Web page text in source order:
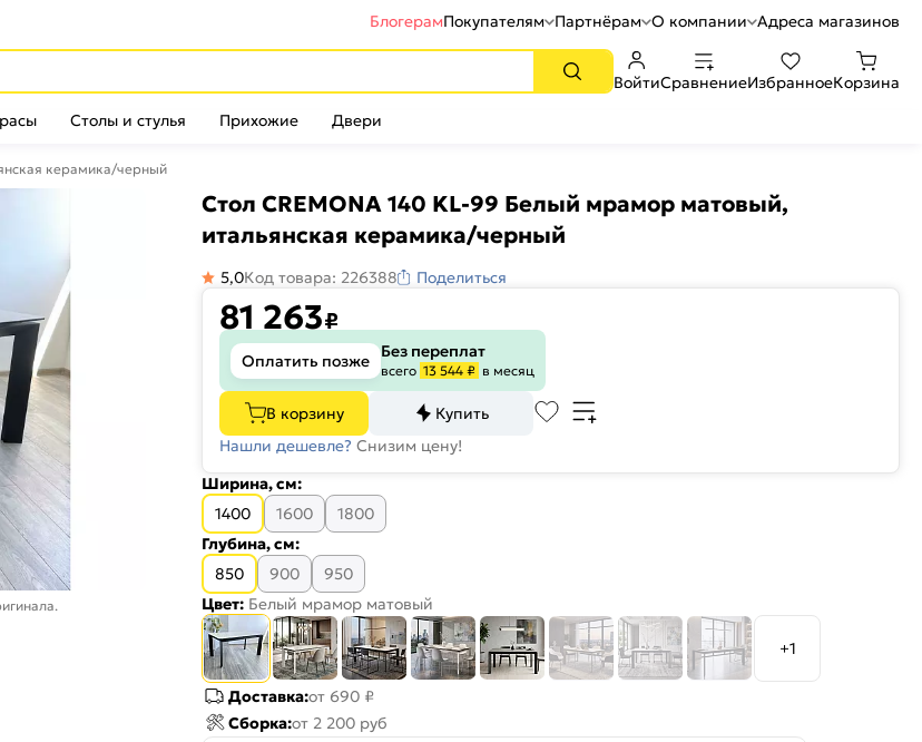
БлогерамПокупателям Партнёрам О компании Адреса магазинов
ВойтиСравнениеИзбранноеКорзина
Столы и стулья Прихожие Двери
керамика/черный
Стол CREMONA 140 KL-99 Белый мрамор матовый,
итальянская керамика/черный
5,0Код товара: 226388 Поделиться
81 263₽
Оплатить позже Без переплат
всего 13 544 ₽ в месяц
В корзину
Купить
Нашли дешевле? Снизим цену!
Ширина, см:
1400
1600
1800
Глубина, см:
850
900
950
Цвет: Белый мрамор матовый
+1
Доставка:от 690 ₽
Сборка:от 2 200 руб